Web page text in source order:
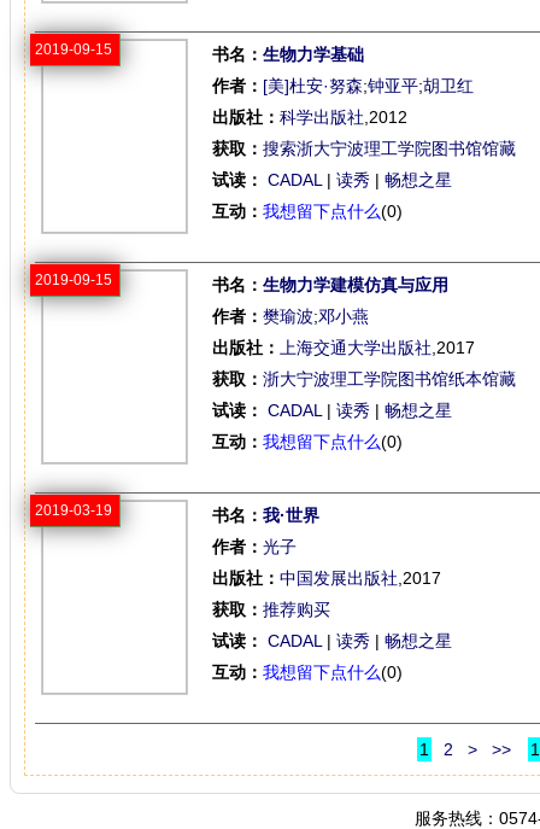
2019-09-15 书名： 生物力学基础
作者： [美]杜安·努森;钟亚平;胡卫红
出版社： 科学出版社 ,2012
获取： 搜索浙大宁波理工学院图书馆馆藏
试读： CADAL | 读秀 | 畅想之星
互动： 我想留下点什么(0)
2019-09-15 书名： 生物力学建模仿真与应用
作者： 樊瑜波;邓小燕
出版社：
上海交通大学出版社 ,2017
获取： 浙大宁波理工学院图书馆纸本馆藏
试读： CADAL | 读秀 | 畅想之星
互动： 我想留下点什么(0)
2019-03-19 书名： 我·世界
作者： 光子
出版社： 中国发展出版社 ,2017
获取： 推荐购买
试读： CADAL | 读秀 | 畅想之星
互动： 我想留下点什么(0)
1 2 > >>
服务热线：